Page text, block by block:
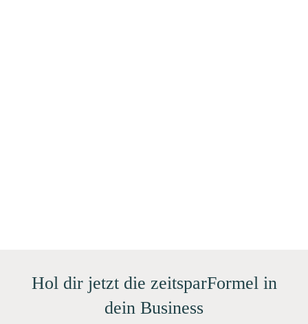
Hol dir jetzt die zeitsparFormel in
dein Business